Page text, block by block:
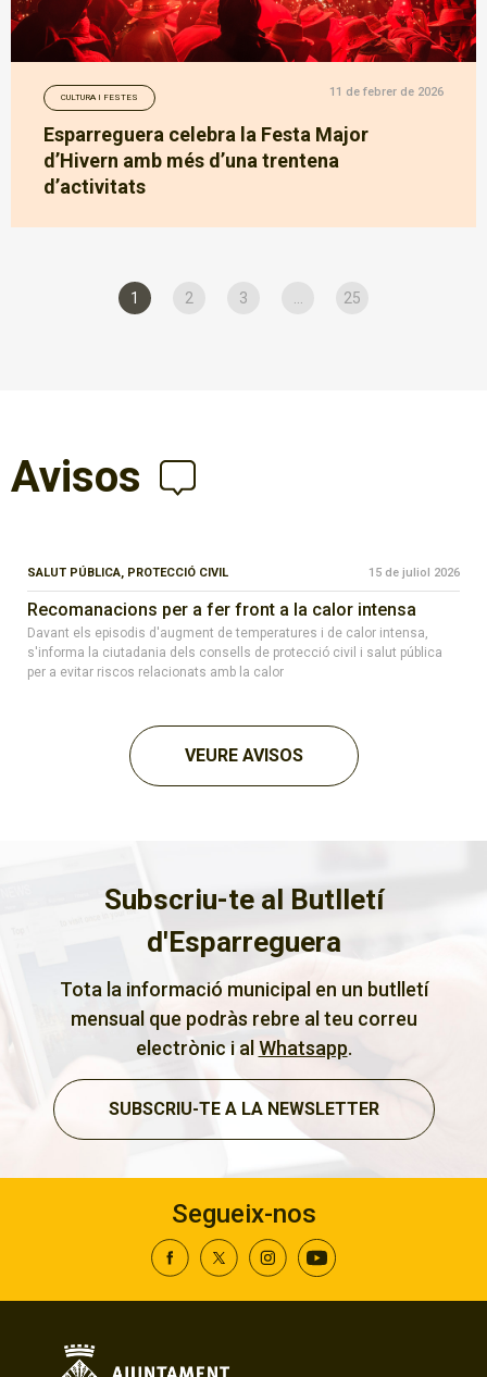
CULTURA I FESTES 11 de febrer de 2026
Esparreguera celebra la Festa Major
d’Hivern amb més d’una trentena
d’activitats
1 2 3 25
Avisos
SALUT PÚBLICA, PROTECCIÓ CIVIL 15 de juliol 2026
Recomanacions per a fer front a la calor intensa
Davant els episodis d'augment de temperatures i de calor intensa,
s'informa la ciutadania dels consells de protecció civil i salut pública
per a evitar riscos relacionats amb la calor
VEURE AVISOS
Subscriu-te al Butlletí
d'Esparreguera
Tota la informació municipal en un butlletí
mensual que podràs rebre al teu correu
electrònic i al Whatsapp.
SUBSCRIU-TE A LA NEWSLETTER
Segueix-nos